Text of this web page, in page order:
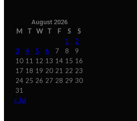
August 2026
M T W T F S
S
1
2
3
4 5 6 7 8
9
10 11 12 13 14 15 16
17 18 19 20 21 22 23
24 25 26 27 28 29 30
31
« Jul